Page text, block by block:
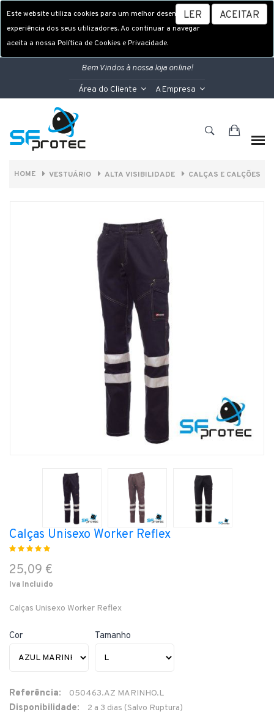
Este website utiliza cookies para um melhor desempenho e
experiência dos seus utilizadores. Ao continuar a navegar
aceita a nossa Política de Cookies e Privacidade.
LER ACEITAR
Bem Vindos à nossa loja online!
Área do Cliente A Empresa
HOME VESTUÁRIO ALTA VISIBILIDADE CALÇAS E CALÇÕES
Calças Unisexo Worker Reflex
25,09 €
Iva Incluido
Calças Unisexo Worker Reflex
Cor Tamanho
Referência: 050463.AZ MARINHO.L
Disponibilidade: 2 a 3 dias (Salvo Ruptura)